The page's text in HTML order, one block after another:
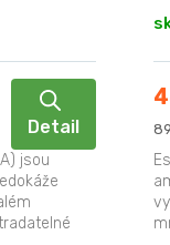
Detail
jsou